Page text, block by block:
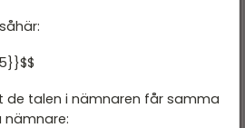
de talen i nämnaren får samma